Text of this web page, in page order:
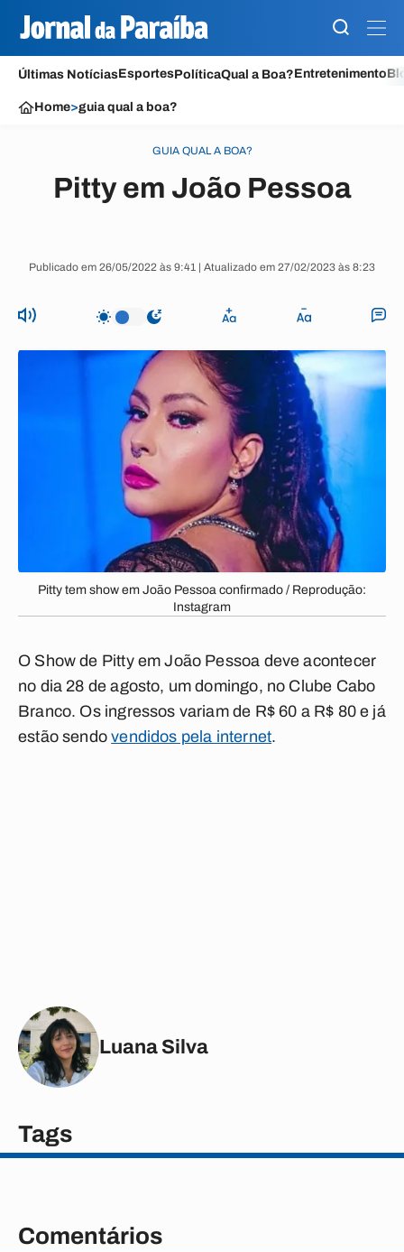
Últimas NotíciasEsportesPolíticaQual a Boa?Entretenimento
Home>guia qual a boa?
GUIA QUAL A BOA?
Pitty em João Pessoa
Publicado em 26/05/2022 às 9:41 | Atualizado em 27/02/2023 às 8:23
Pitty tem show em João Pessoa confirmado / Reprodução:
Instagram
O Show de Pitty em João Pessoa deve acontecer
no dia 28 de agosto, um domingo, no Clube Cabo
Branco. Os ingressos variam de R$ 60 a R$ 80 e já
estão sendovendidos pela internet.
Luana Silva
Tags
Comentários